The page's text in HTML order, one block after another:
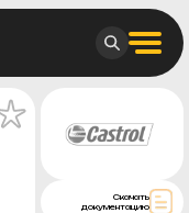
Скачать
документацию